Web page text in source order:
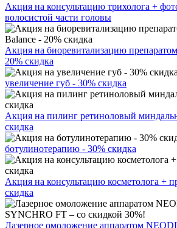
Акция на консультацию трихолога +
волосистой части головы
Акция на биоревитализацию
20% скидка
увеличение губ - 30% скидка
Акция на пилинг ретиноловый
скидка
ботулинотерапию - 30% скидка
Акция на консультацию косметолога +
скидка
Лазерное омоложение аппаратом